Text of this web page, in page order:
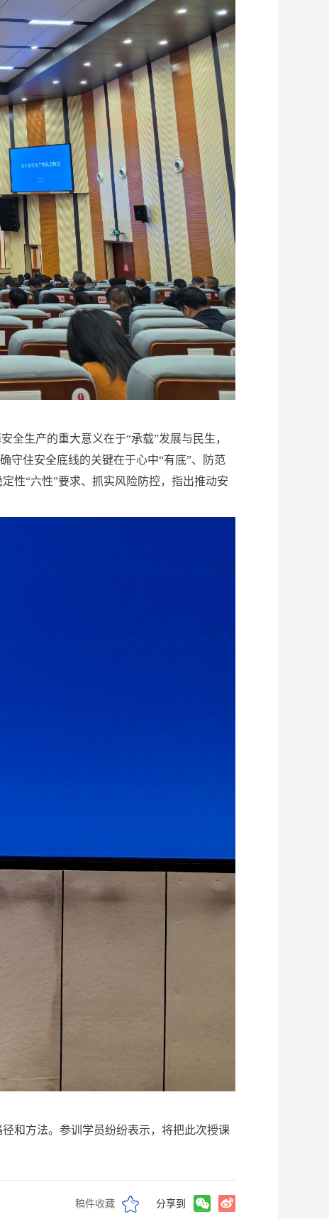
生产的重大意义在于“承载”发展与民生，
守住安全底线的关键在于心中“有底”、防范
性“六性”要求、抓实风险防控，指出推动安
和方法。参训学员纷纷表示，将把此次授课
稿件收藏 分享到